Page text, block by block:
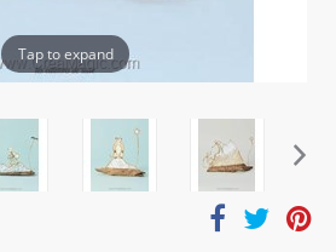
Tap to expand